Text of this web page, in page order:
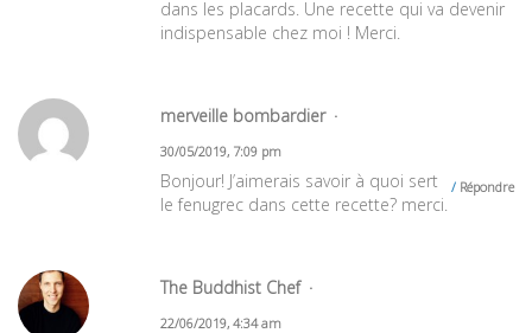
dans les placards. Une recette qui va devenir
indispensable chez moi ! Merci.
merveille bombardier
30/05/2019, 7:09 pm
Répondre
Bonjour! J’aimerais savoir à quoi sert
le fenugrec dans cette recette? merci.
The Buddhist Chef
22/06/2019, 4:34 am